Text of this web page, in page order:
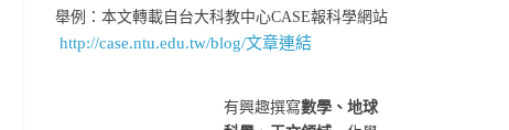
舉例：本文轉載自台大科教中心CASE報科學網站
http://case.ntu.edu.tw/blog/文章連結
有興趣撰寫數學、地球